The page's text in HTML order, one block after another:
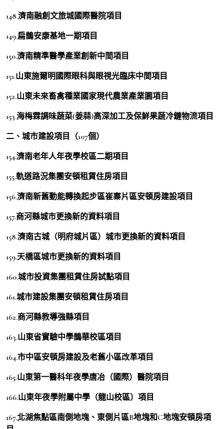
148.濟南融創文旅城國際醫院項目
149.扁鵲安康基地一期項目
150.濟南精準醫學產業創新中間項目
151.山東施爾明國際眼科與眼視光臨床中間項目
152.山東未來畜禽種業國家現代農業產業園項目
153.海梅霖調味蔬菜(姜蒜)高深加工及保鮮果蔬冷鏈物流項目
二、城市建設項目（107個）
154.濟南老年人年夜學校區二期項目
155.軌道路況集團安頓租賃住房項目
156.濟南新舊動能轉換起步區崔寨片區安頓房建設項目
157.商河縣城市更換新的資料項目
158.濟南古城（明府城片區）城市更換新的資料項目
159.天橋區城市更換新的資料項目
160.城市投資集團租賃住房試點項目
161.城市建設集團安頓租賃住房項目
162.商河縣教導強縣項目
163.山東省實驗中學鵲華校區項目
164.市中區安頓房建設及老舊小區改革項目
165.山東第一醫科年夜學唐冶（國際）醫院項目
166.山東年夜學附屬中學（龍山校區）項目
167.北湖焦點區南側地塊、東側片區B地塊和C地塊安頓房項